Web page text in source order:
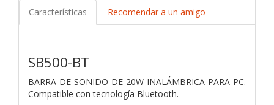
Características Recomendar a un amigo
SB500-BT
BARRA DE SONIDO DE 20W INALÁMBRICA PARA PC.
Compatible con tecnología Bluetooth.